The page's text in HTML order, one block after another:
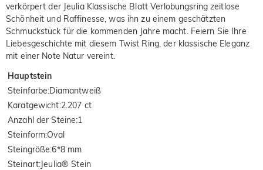
verkörpert der Jeulia Klassische Blatt Verlobungsring zeitlose
Schönheit und Raffinesse, was ihn zu einem geschätzten
Schmuckstück für die kommenden Jahre macht. Feiern Sie Ihre
Liebesgeschichte mit diesem Twist Ring, der klassische Eleganz
mit einer Note Natur vereint.
Hauptstein
Steinfarbe:Diamantweiß
Karatgewicht:2.207 ct
Anzahl der Steine:1
Steinform:Oval
Steingröße:6*8 mm
Steinart:Jeulia® Stein